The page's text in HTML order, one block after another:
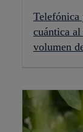
Telefónica
cuántica
volumen